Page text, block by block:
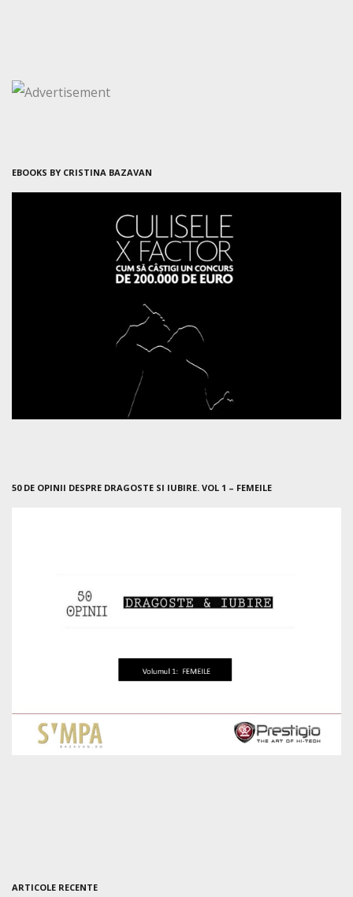
EBOOKS BY CRISTINA BAZAVAN
50 DE OPINII DESPRE DRAGOSTE SI IUBIRE. VOL 1 – FEMEILE
ARTICOLE RECENTE